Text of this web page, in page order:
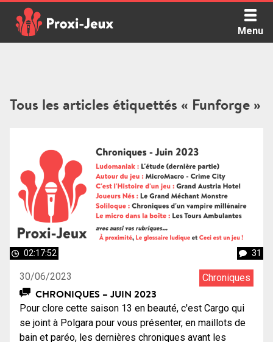
content
Menu
Tous les articles étiquettés « Funforge »
02:17:52 31
30/06/2023 Chroniques
CHRONIQUES – JUIN 2023
Pour clore cette saison 13 en beauté, c'est Cargo qui
se joint à Polgara pour vous présenter, en maillots de
bain et paréo, les dernières chroniques avant les